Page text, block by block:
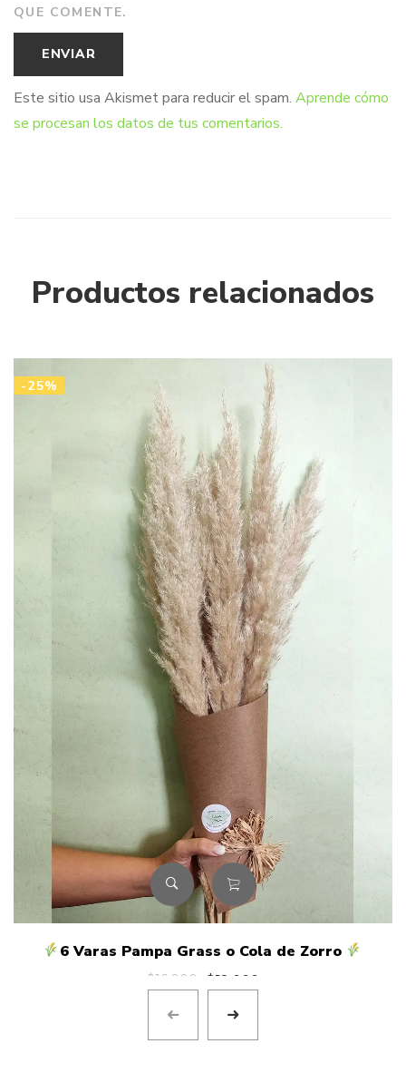
QUE COMENTE.
Este sitio usa Akismet para reducir el spam. Aprende cómo
se procesan los datos de tus comentarios.
Productos relacionados
-25%
6 Varas Pampa Grass o Cola de Zorro
$16.000
El
original
era:
$12.000